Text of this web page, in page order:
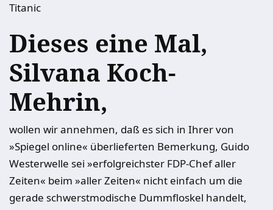
Titanic
Dieses eine Mal,
Silvana Koch-
Mehrin,
wollen wir annehmen, daß es sich in Ihrer von
»Spiegel online« überlieferten Bemerkung, Guido
Westerwelle sei »erfolgreichster FDP-Chef aller
Zeiten« beim »aller Zeiten« nicht einfach um die
gerade schwerstmodische Dummfloskel handelt,